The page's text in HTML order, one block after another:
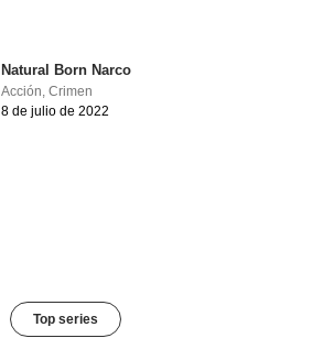
Natural Born Narco
Acción ,Crimen
8 de julio de 2022
Top series